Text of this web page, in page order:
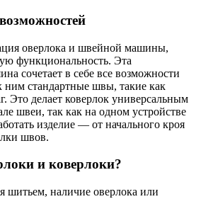
оверлока и швейной машины,
функциональность. Эта
сочетает в себе все возможности
ним стандартные швы, такие как
Это делает коверлок универсальным
швеи, так как на одном устройстве
изделие — от начального кроя
швов.
и коверлоки?
шитьем, наличие оверлока или